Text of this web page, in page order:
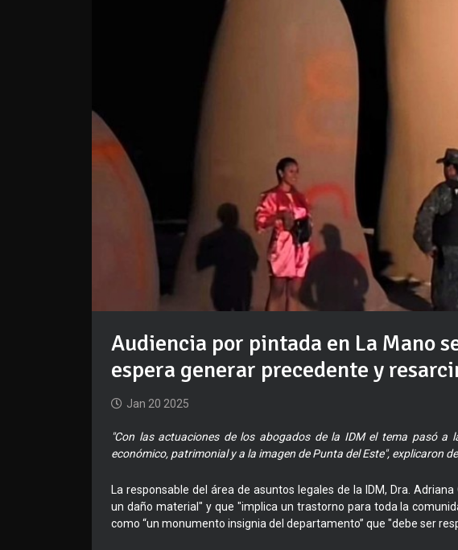
Audiencia por pintada en La Mano
espera generar precedente y
Jan 20 2025
"Con las actuaciones de los abogados de la IDM el tema pasó
económico, patrimonial y a la imagen de Punta del Este", explicaron
La responsable del área de asuntos legales de la IDM, Dra.
un daño material" y que "implica un trastorno para toda la
como “un monumento insignia del departamento” que "debe ser